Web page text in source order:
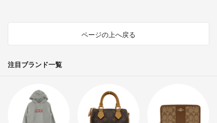
ページの上へ戻る
注目ブランド一覧